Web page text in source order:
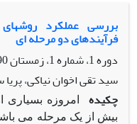
بررسی عملکرد
فرآیندهای دو مرحله ای
دوره 1، شماره 1، زمستان 1390، صفحه
سید تقی اخوان نیاکی،
چکیده
امروزه بسیاری
بیش از یک مرحله می